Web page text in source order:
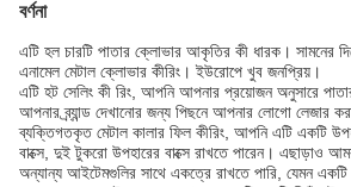
বর্ণনা
এটি হল চারটি পাতার ক্লোভার আকৃতির কী ধারক। সামনের
এনামেল মেটাল ক্লোভার কীরিং। ইউরোপে খুব জনপ্রিয়।
এটি হট সেলিং কী রিং, আপনি আপনার প্রয়োজন অনুসারে
আপনার ব্র্যান্ড দেখানোর জন্য পিছনে আপনার লোগো লেজার
ব্যক্তিগতকৃত মেটাল কালার ফিল কীরিং, আপনি এটি একটি
বাক্সে, দুই টুকরো উপহারের বাক্সে রাখতে পারেন। এছাড়াও
অন্যান্য আইটেমগুলির সাথে একত্রে রাখতে পারি, যেমন একটি